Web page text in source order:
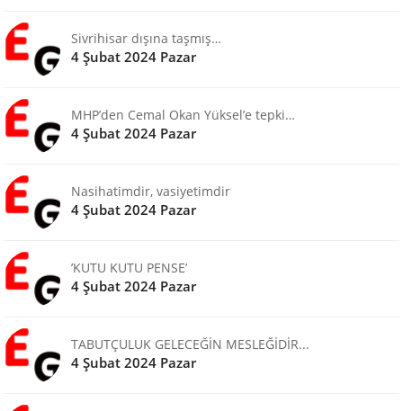
Sivrihisar dışına taşmış…
4 Şubat 2024 Pazar
MHP’den Cemal Okan Yüksel’e tepki…
4 Şubat 2024 Pazar
Nasihatimdir, vasiyetimdir
4 Şubat 2024 Pazar
’KUTU KUTU PENSE’
4 Şubat 2024 Pazar
TABUTÇULUK GELECEĞİN MESLEĞİDİR...
4 Şubat 2024 Pazar